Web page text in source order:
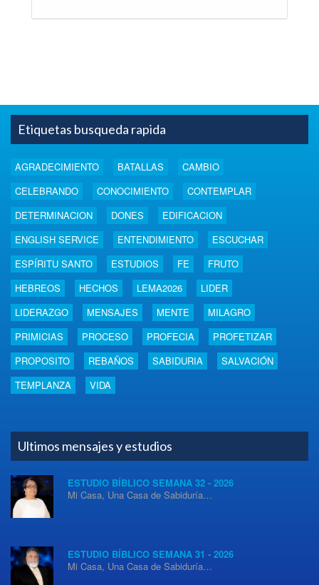
Etiquetas busqueda rapida
AGRADECIMIENTO BATALLAS
CAMBIO
CELEBRANDO
CONOCIMIENTO
CONTEMPLAR
DETERMINACION
DONES
EDIFICACION
ENGLISH SERVICE
ENTENDIMIENTO
ESCUCHAR
ESPÍRITU SANTO
ESTUDIOS FE
FRUTO
HEBREOS
HECHOS LEMA2026
LIDER
LIDERAZGO
MENSAJES MENTE
MILAGRO
PRIMICIAS
PROCESO PROFECIA
PROFETIZAR
PROPOSITO
REBAÑOS SABIDURIA
SALVACIÓN
TEMPLANZA
VIDA
Ultimos mensajes y estudios
ESTUDIO BÍBLICO SEMANA 32 - 2026
Mi Casa, Una Casa de Sabiduría…
ESTUDIO BÍBLICO SEMANA 31 - 2026
Mi Casa, Una Casa de Sabiduría…